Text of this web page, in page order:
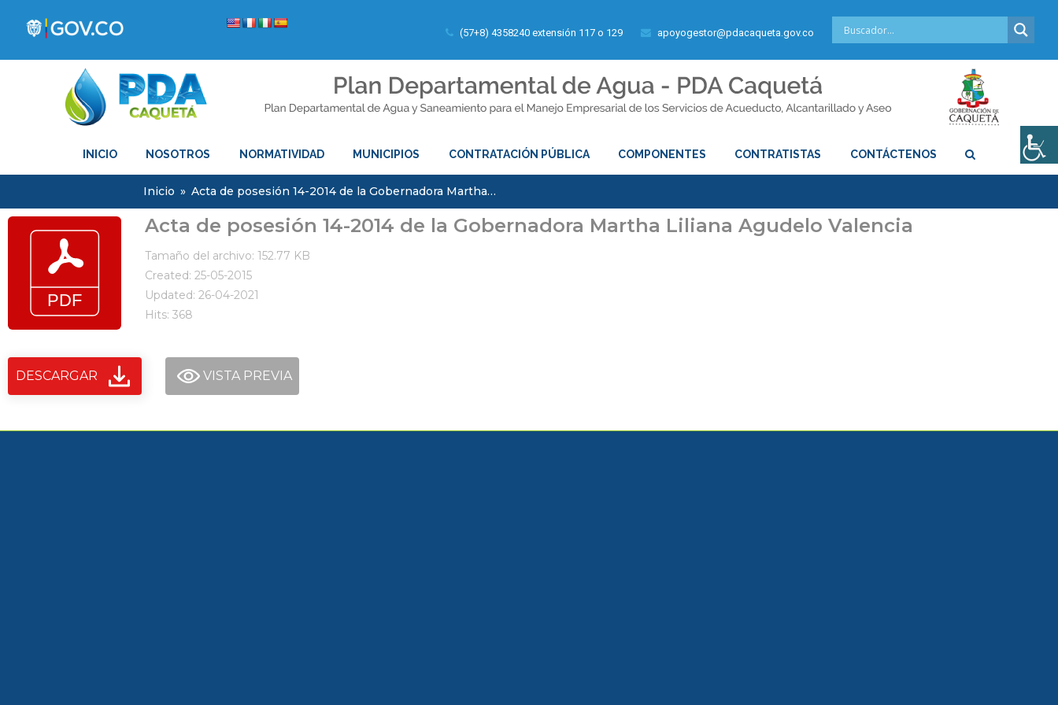
(57+8) 4358240 extensión 117 o 129 apoyogestor@pdacaqueta.gov.co
INICIO NOSOTROS NORMATIVIDAD MUNICIPIOS CONTRATACIÓN PÚBLICA COMPONENTES CONTRATISTAS CONTÁCTENOS
Inicio » Acta de posesión 14-2014 de la Gobernadora Martha…
Acta de posesión 14-2014 de la Gobernadora Martha Liliana Agudelo Valencia
Tamaño del archivo: 152.77 KB
Created: 25-05-2015
Updated: 26-04-2021
Hits: 368
DESCARGAR VISTA PREVIA